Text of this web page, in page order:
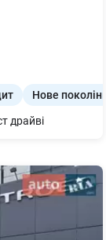
Нове
драйві